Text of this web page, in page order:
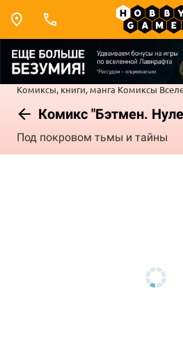
Комиксы, книги, манга Комиксы
Комикс "Бэтмен.
Под покровом тьмы и тайны